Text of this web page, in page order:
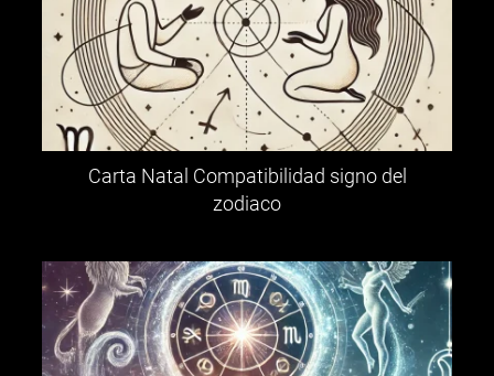
Carta Natal Compatibilidad signo del
zodiaco